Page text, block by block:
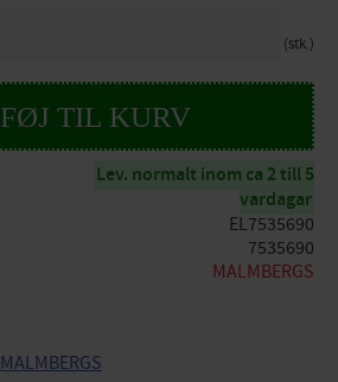
stk.
Lev. normalt inom ca 2 till 5
vardagar
EL7535690
7535690
MALMBERGS